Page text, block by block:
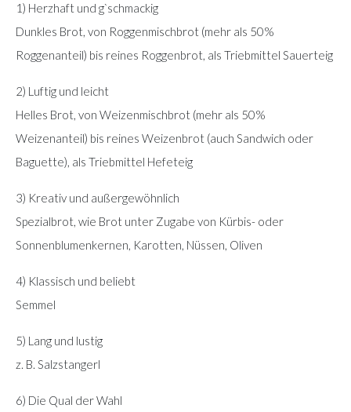
1) Herzhaft und g`schmackig
Dunkles Brot, von Roggenmischbrot (mehr als 50%
Roggenanteil) bis reines Roggenbrot, als Triebmittel Sauerteig
2) Luftig und leicht
Helles Brot, von Weizenmischbrot (mehr als 50%
Weizenanteil) bis reines Weizenbrot (auch Sandwich oder
Baguette), als Triebmittel Hefeteig
3) Kreativ und außergewöhnlich
Spezialbrot, wie Brot unter Zugabe von Kürbis- oder
Sonnenblumenkernen, Karotten, Nüssen, Oliven
4) Klassisch und beliebt
Semmel
5) Lang und lustig
z. B. Salzstangerl
6) Die Qual der Wahl